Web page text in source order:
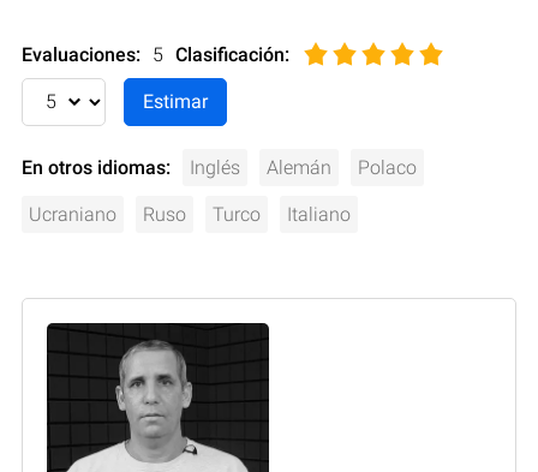
Evaluaciones: 5 Clasificación:
En otros idiomas: Inglés Alemán Polaco
Ucraniano Ruso Turco Italiano